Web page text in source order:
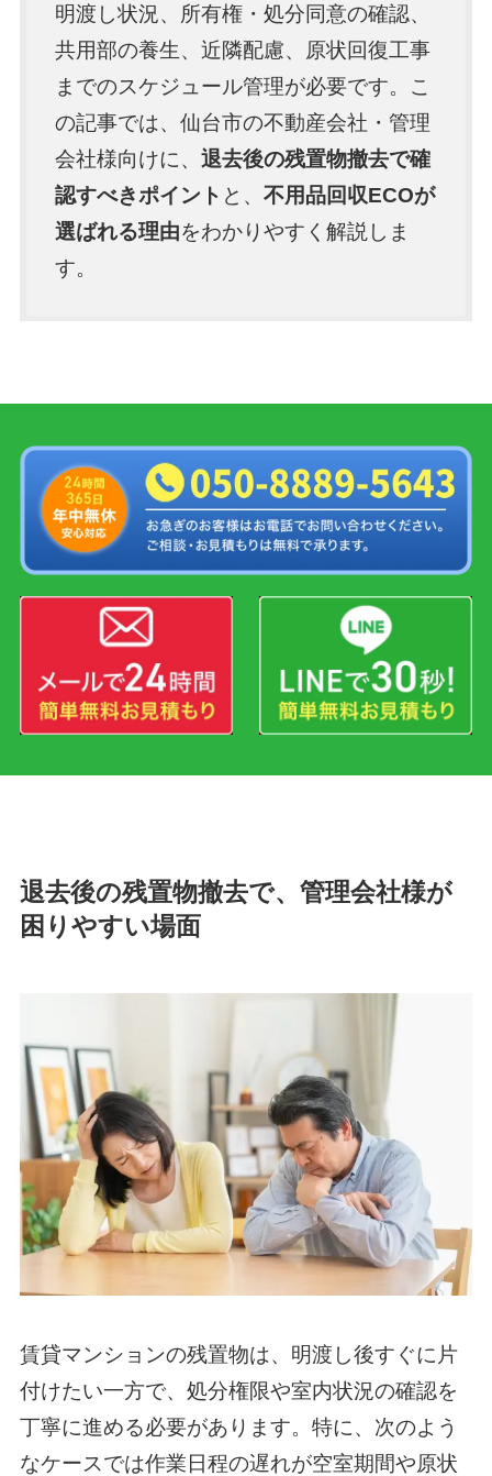
明渡し状況、所有権・処分同意の確認、
共用部の養生、近隣配慮、原状回復工事
までのスケジュール管理が必要です。こ
の記事では、仙台市の不動産会社・管理
会社様向けに、退去後の残置物撤去で確
認すべきポイント と、不用品回収ECOが
選ばれる理由をわかりやすく解説しま
す。
退去後の残置物撤去で、管理会社様が
困りやすい場面
賃貸マンションの残置物は、明渡し後すぐに片
付けたい一方で、処分権限や室内状況の確認を
丁寧に進める必要があります。特に、次のよう
なケースでは作業日程の遅れが空室期間や原状